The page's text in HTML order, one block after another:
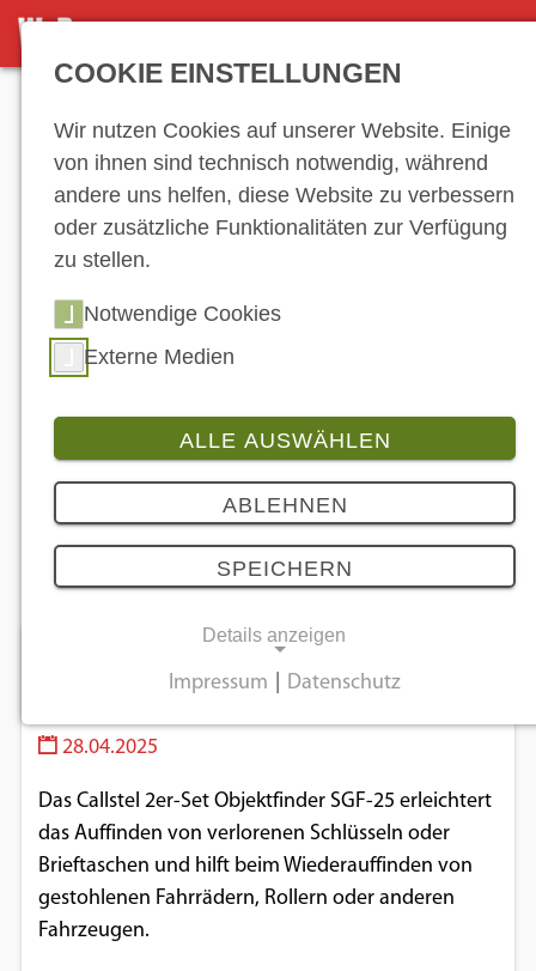
NEWS-ARCHIV
News-Archiv
1 2 3 4 5
12 13 14
29
32 33 34 35
38
39 40 …
April 2025
Wiederfinden leicht gemacht - dank
der kompakten Tracker von Callstel
28.04.2025
Das Callstel 2er-Set Objektfinder SGF-25 erleichtert
das Auffinden von verlorenen Schlüsseln oder
Brieftaschen und hilft beim Wiederauffinden von
gestohlenen Fahrrädern, Rollern oder anderen
Fahrzeugen.
COOKIE EINSTELLUNGEN
Wir nutzen Cookies auf unserer Website. Einige
von ihnen sind technisch notwendig, während
andere uns helfen, diese Website zu verbessern
oder zusätzliche Funktionalitäten zur Verfügung
zu stellen.
Notwendige Cookies
Externe Medien
ALLE AUSWÄHLEN
ABLEHNEN
SPEICHERN
Details anzeigen
Notwendige Cookies ermöglichen
einwandfreie Funktion der Website
erforderlich.
Einverständnis-Cookie
Impressum Datenschutz